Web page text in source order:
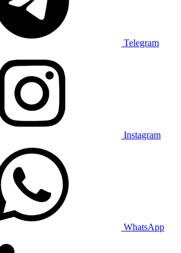
Telegram
Instagram
WhatsApp